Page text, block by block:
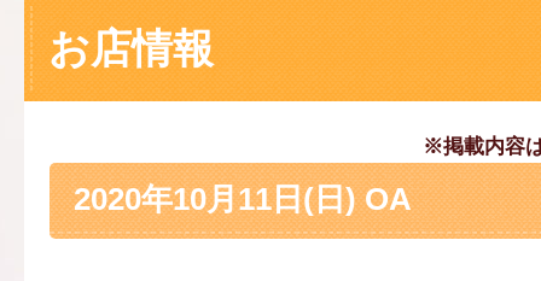
お店情報
※掲載内容
2020年10月11日(日) OA